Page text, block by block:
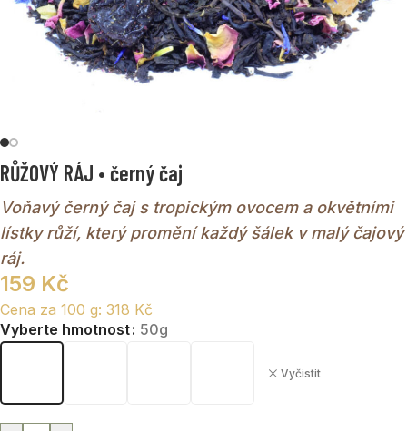
RŮŽOVÝ RÁJ • černý čaj
Voňavý černý čaj s tropickým ovocem a okvětními
lístky růží, který promění každý šálek v malý čajový
ráj.
159 Kč
Cena za 100 g: 318 Kč
Vyberte hmotnost 50g
Vyčistit